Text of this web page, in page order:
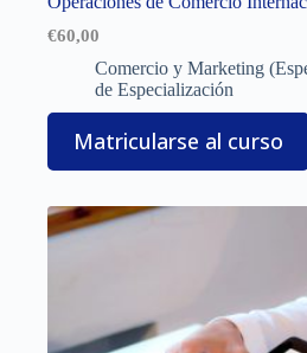
€60,00
Comercio y Marketing
de Especialización
Matricularse al curso